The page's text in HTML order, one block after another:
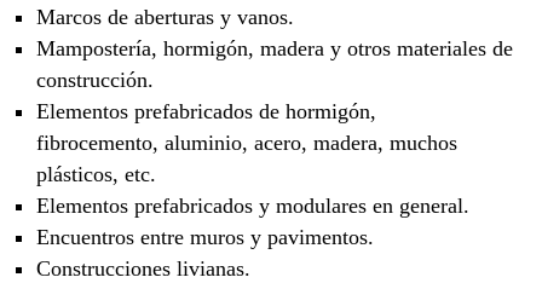
Marcos de aberturas y vanos.
Mampostería, hormigón, madera y otros materiales de
construcción.
Elementos prefabricados de hormigón,
fibrocemento, aluminio, acero, madera, muchos
plásticos, etc.
Elementos prefabricados y modulares en general.
Encuentros entre muros y pavimentos.
Construcciones livianas.